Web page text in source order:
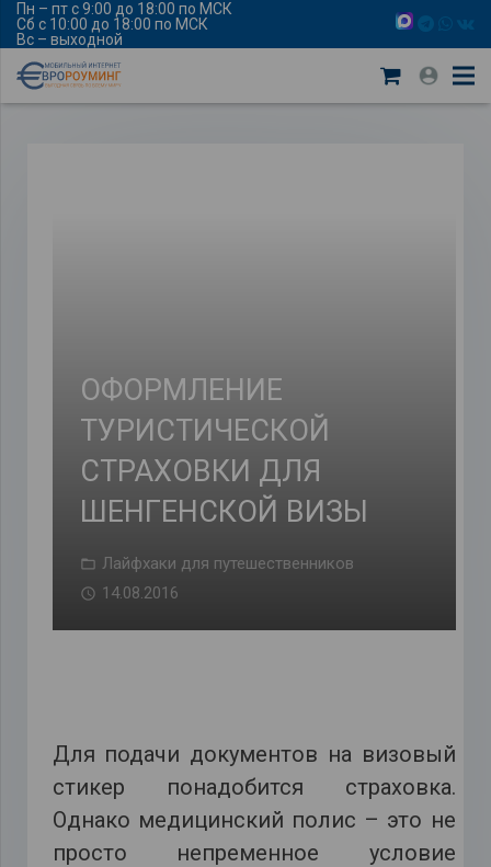
Пн – пт с 9:00 до 18:00 по МСК
Сб с 10:00 до 18:00 по МСК
Вс – выходной
ОФОРМЛЕНИЕ
ТУРИСТИЧЕСКОЙ
СТРАХОВКИ ДЛЯ
ШЕНГЕНСКОЙ ВИЗЫ
Лайфхаки для путешественников
14.08.2016
Для подачи документов на визовый
стикер понадобится страховка.
Однако медицинский полис – это не
просто непременное условие